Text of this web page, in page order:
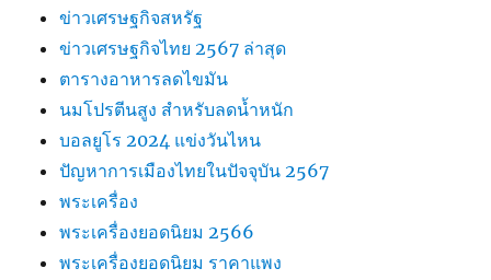
ข่าวเศรษฐกิจสหรัฐ
ข่าวเศรษฐกิจไทย 2567 ล่าสุด
ตารางอาหารลดไขมัน
นมโปรตีนสูง สำหรับลดน้ำหนัก
บอลยูโร 2024 แข่งวันไหน
ปัญหาการเมืองไทยในปัจจุบัน 2567
พระเครื่อง
พระเครื่องยอดนิยม 2566
พระเครื่องยอดนิยม ราคาแพง